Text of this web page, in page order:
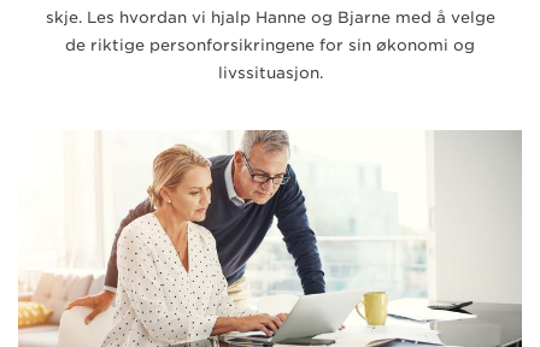
skje. Les hvordan vi hjalp Hanne og Bjarne med å velge
de riktige personforsikringene for sin økonomi og
livssituasjon.